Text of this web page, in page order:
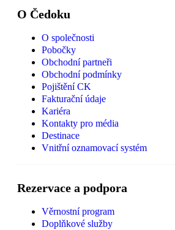
O Čedoku
O společnosti
Pobočky
Obchodní partneři
Obchodní podmínky
Pojištění CK
Fakturační údaje
Kariéra
Kontakty pro média
Destinace
Vnitřní oznamovací systém
Rezervace a podpora
Věrnostní program
Doplňkové služby